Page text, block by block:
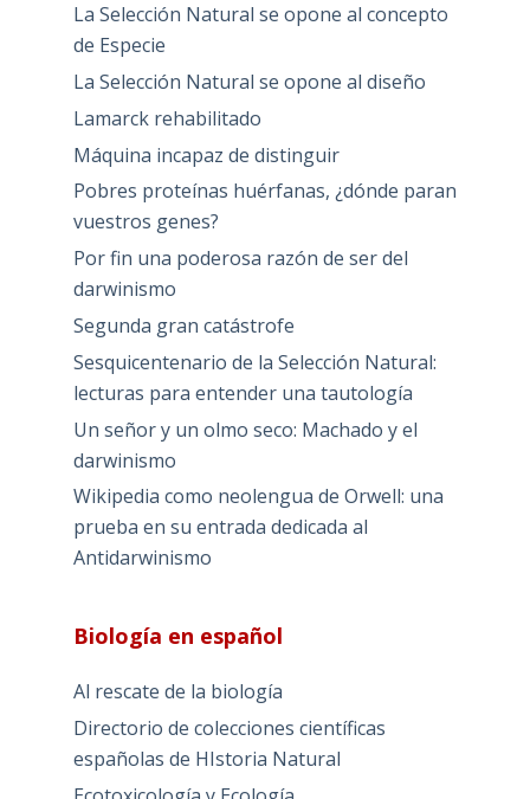
La Selección Natural se opone al concepto
de Especie
La Selección Natural se opone al diseño
Lamarck rehabilitado
Máquina incapaz de distinguir
Pobres proteínas huérfanas, ¿dónde paran
vuestros genes?
Por fin una poderosa razón de ser del
darwinismo
Segunda gran catástrofe
Sesquicentenario de la Selección Natural:
lecturas para entender una tautología
Un señor y un olmo seco: Machado y el
darwinismo
Wikipedia como neolengua de Orwell: una
prueba en su entrada dedicada al
Antidarwinismo
Biología en español
Al rescate de la biología
Directorio de colecciones científicas
españolas de HIstoria Natural